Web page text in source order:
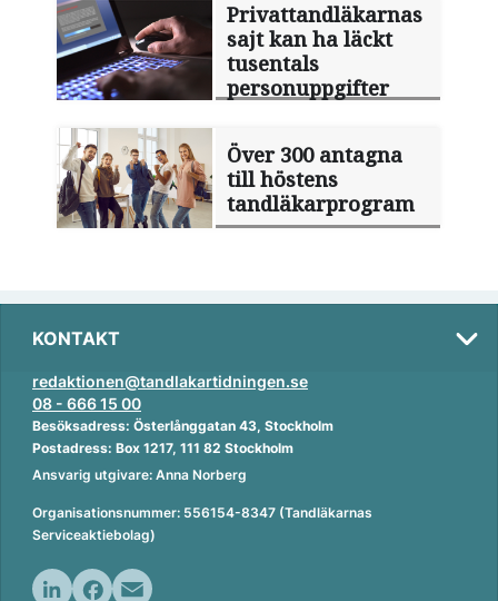
Privattandläkarnas
sajt kan ha läckt
tusentals
personuppgifter
Över 300 antagna
till höstens
tandläkarprogram
KONTAKT
redaktionen@tandlakartidningen.se
08 - 666 15 00
Besöksadress: Österlånggatan 43, Stockholm
Postadress: Box 1217, 111 82 Stockholm
Ansvarig utgivare: Anna Norberg
Organisationsnummer: 556154-8347 (Tandläkarnas
Serviceaktiebolag)